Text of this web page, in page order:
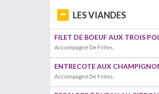
LES VIANDES
Accompagné De Frites.
Accompagné De Frites.